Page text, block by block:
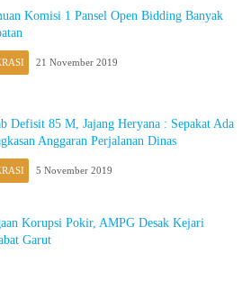
Komisi 1 Pansel Open Bidding Banyak
21 November 2019
Defisit 85 M, Jajang Heryana : Sepakat Ada
Anggaran Perjalanan Dinas
5 November 2019
Korupsi Pokir, AMPG Desak Kejari
Garut